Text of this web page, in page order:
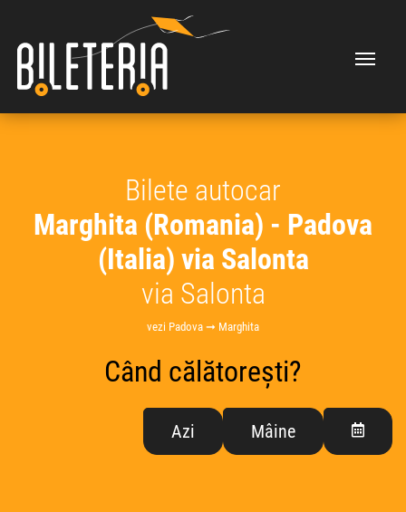
Bilete autocar
Marghita (Romania) - Padova
(Italia) via Salonta
via Salonta
vezi Padova ➞ Marghita
Când călătorești?
Azi Mâine